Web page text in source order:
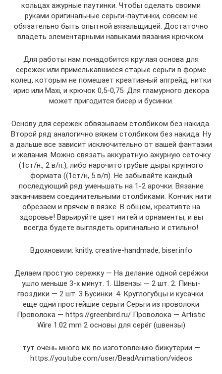
кольцах ажурные паутинки. Чтобы сделать своими
руками оригинальные серьги-паутинки, совсем не
обязательно быть опытной вязальщицей. Достаточно
владеть элементарными навыками вязания крючком.
Для работы нам понадобится круглая основа для
сережек или примелькавшиеся старые серьги в форме
колец, которым не помешает креативный апгрейд, нитки
ирис или Maxi, и крючок 0,5-0,75. Для гламурного декора
может пригодится бисер и бусинки.
Основу для сережек обвязываем столбиком без накида.
Второй ряд аналогично вяжем столбиком без накида. Ну
а дальше все зависит исключительно от вашей фантазии
и желания. Можно связать аккуратную ажурную сеточку
(1ст/н., 2 в/п.), либо нарочито грубые дыры крупного
формата ((1ст/н, 5 в/п). Не забывайте каждый
последующий ряд уменьшать на 1-2 арочки. Вязание
заканчиваем соединительными столбиками. Кончик нити
обрезаем и прячем в вязке. В общем, креативте на
здоровье! Варьируйте цвет нитей и орнаменты, и вы
всегда будете выглядеть оригинально и стильно!
Вдохновили: knitly, creative-handmade, biser.info
Делаем простую сережку — На делание одной серёжки
ушло меньше 3-х минут. 1. Швензы — 2 шт. 2. Пины-
гвоздики — 2 шт. 3 Бусинки. 4. Круглогубцы и кусачки.
еще одни простейшие серьги Серьги из проволоки
Проволока — https://greenbird.ru/ Проволока — Artistic
Wire 1.02 mm 2 основы для серёг (швензы)
тут очень много мк по изготовлению бижутерии —
https://youtube.com/user/BeadAnimation/videos